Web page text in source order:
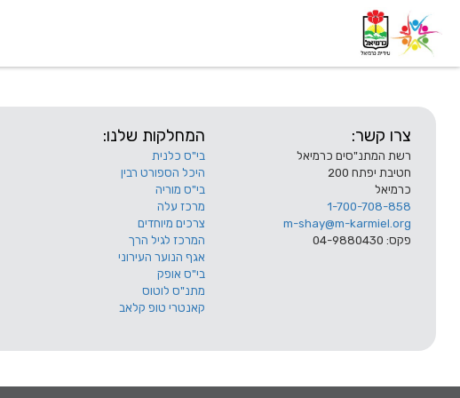
צרו קשר:
רשת המתנ"סים כרמיאל
חטיבת יפתח 200
כרמיאל
1-700-708-858
m-shay@m-karmiel.org
פקס: 04-9880430
המחלקות שלנו:
בי"ס כלנית
היכל הספורט רבין
בי"ס מוריה
מרכז עלה
צרכים מיוחדים
המרכז לגיל הרך
אגף הנוער העירוני
בי"ס אופק
מתנ"ס לוטוס
קאנטרי טופ קלאב